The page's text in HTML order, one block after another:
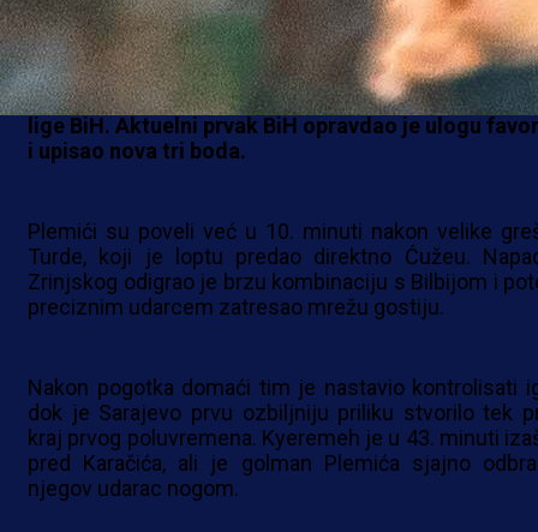
WWIN LIGA BIH
Zrinjski je večeras u Mostaru savladao ekipu
rezultatom 2:0 u zaostaloj utakmici prvog kola
lige BiH. Aktuelni prvak BiH opravdao je ulogu
i upisao nova tri boda.
Plemići su poveli već u 10. minuti nakon velike
Turde, koji je loptu predao direktno Ćužeu.
Zrinjskog odigrao je brzu kombinaciju s Bilbijom i
preciznim udarcem zatresao mrežu gostiju.
Nakon pogotka domaći tim je nastavio kontrolisati
dok je Sarajevo prvu ozbiljniju priliku stvorilo tek
kraj prvog poluvremena. Kyeremeh je u 43. minuti
pred Karačića, ali je golman Plemića sjajno
njegov udarac nogom.